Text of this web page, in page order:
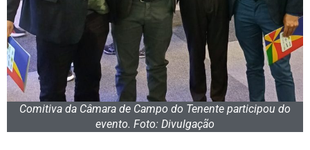
Comitiva da Câmara de Campo do Tenente participou do
evento. Foto: Divulgação